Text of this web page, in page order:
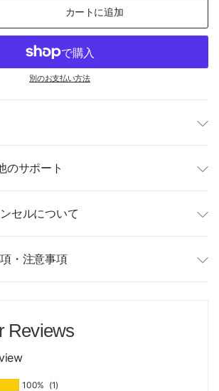
カートに追加
別のお支払い方法
のサポート
セルについて
・注意事項
Reviews
100% (1)